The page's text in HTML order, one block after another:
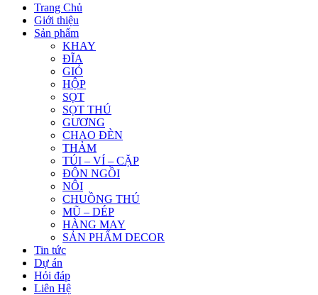
Trang Chủ
Giới thiệu
Sản phẩm
KHAY
ĐĨA
GIỎ
HỘP
SỌT
SỌT THÚ
GƯƠNG
CHAO ĐÈN
THẢM
TÚI – VÍ – CẶP
ĐÔN NGỒI
NÔI
CHUỒNG THÚ
MŨ – DÉP
HÀNG MAY
SẢN PHẨM DECOR
Tin tức
Dự án
Hỏi đáp
Liên Hệ